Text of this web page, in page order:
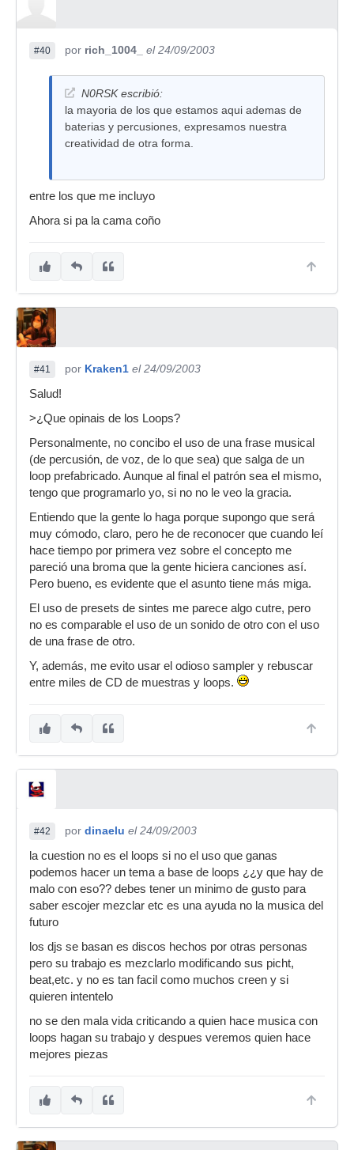
#40 por rich_1004_ el 24/09/2003
N0RSK escribió:
la mayoria de los que estamos aqui ademas de
baterias y percusiones, expresamos nuestra
creatividad de otra forma.
entre los que me incluyo
Ahora si pa la cama coño
#41 por Kraken1 el 24/09/2003
Salud!
>¿Que opinais de los Loops?
Personalmente, no concibo el uso de una frase musical
(de percusión, de voz, de lo que sea) que salga de un
loop prefabricado. Aunque al final el patrón sea el mismo,
tengo que programarlo yo, si no no le veo la gracia.
Entiendo que la gente lo haga porque supongo que será
muy cómodo, claro, pero he de reconocer que cuando leí
hace tiempo por primera vez sobre el concepto me
pareció una broma que la gente hiciera canciones así.
Pero bueno, es evidente que el asunto tiene más miga.
El uso de presets de sintes me parece algo cutre, pero
no es comparable el uso de un sonido de otro con el uso
de una frase de otro.
Y, además, me evito usar el odioso sampler y rebuscar
entre miles de CD de muestras y loops.
#42 por dinaelu el 24/09/2003
la cuestion no es el loops si no el uso que ganas
podemos hacer un tema a base de loops ¿¿y que hay de
malo con eso?? debes tener un minimo de gusto para
saber escojer mezclar etc es una ayuda no la musica del
futuro
los djs se basan es discos hechos por otras personas
pero su trabajo es mezclarlo modificando sus picht,
beat,etc. y no es tan facil como muchos creen y si
quieren intentelo
no se den mala vida criticando a quien hace musica con
loops hagan su trabajo y despues veremos quien hace
mejores piezas